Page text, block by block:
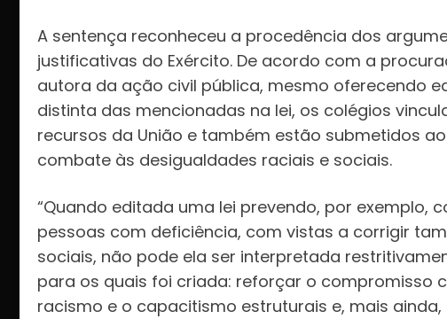
A sentença reconheceu a procedência dos
justificativas do Exército. De acordo com a
autora da ação civil pública, mesmo oferecendo
distinta das mencionadas na lei, os colégios
recursos da União e também estão submetidos
combate às desigualdades raciais e sociais.
“Quando editada uma lei prevendo, por exemplo,
pessoas com deficiência, com vistas a corrigir
sociais, não pode ela ser interpretada
para os quais foi criada: reforçar o compromisso
racismo e o capacitismo estruturais e, mais